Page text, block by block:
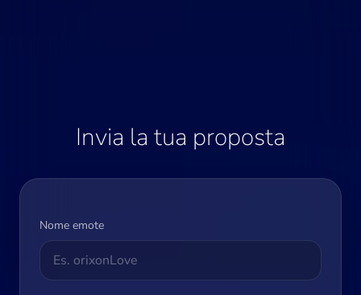
Invia la tua proposta
Nome emote